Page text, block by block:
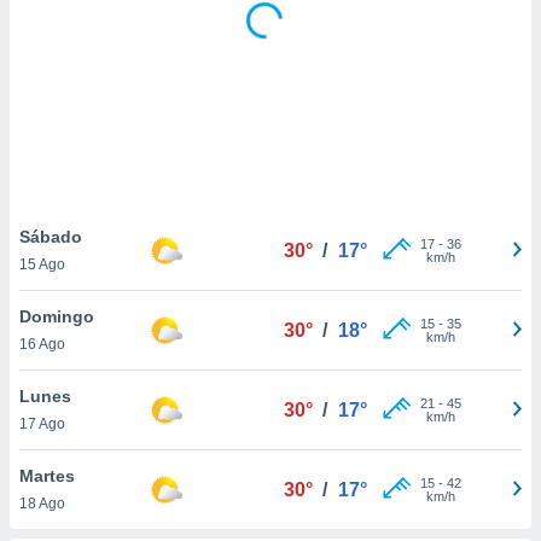
sitio
IP
de
posible
traten tus
interés
Para
Sábado
15 Ago
30° / 17° 17- 36
km/h
Domingo
16 Ago
30° / 18° 15- 35
km/h
Lunes
17 Ago
30° / 17° 21 - 45
km/h
Martes
18 Ago
30° / 17° 15- 42
km/h